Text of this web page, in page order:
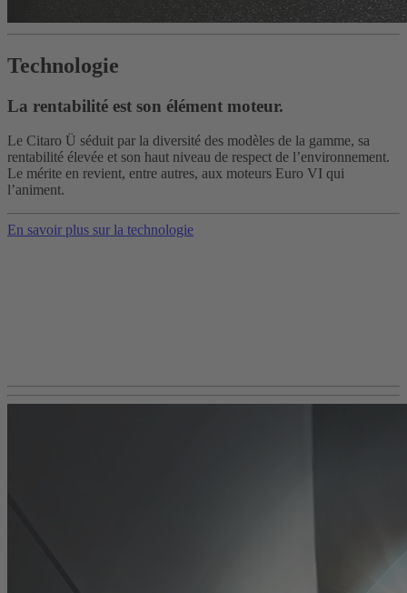
Technologie
La rentabilité est son élément moteur.
Le Citaro Ü séduit par la diversité des modèles de la gamme, sa
rentabilité élevée et son haut niveau de respect de l’environnement.
Le mérite en revient, entre autres, aux moteurs Euro VI qui
l’animent.
En savoir plus sur la technologie